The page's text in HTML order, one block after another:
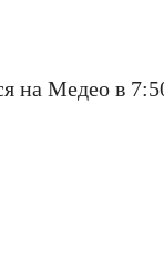
на Медео в